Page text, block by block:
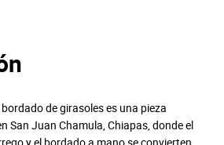
de girasoles es una pieza
San Juan Chamula, Chiapas, donde el